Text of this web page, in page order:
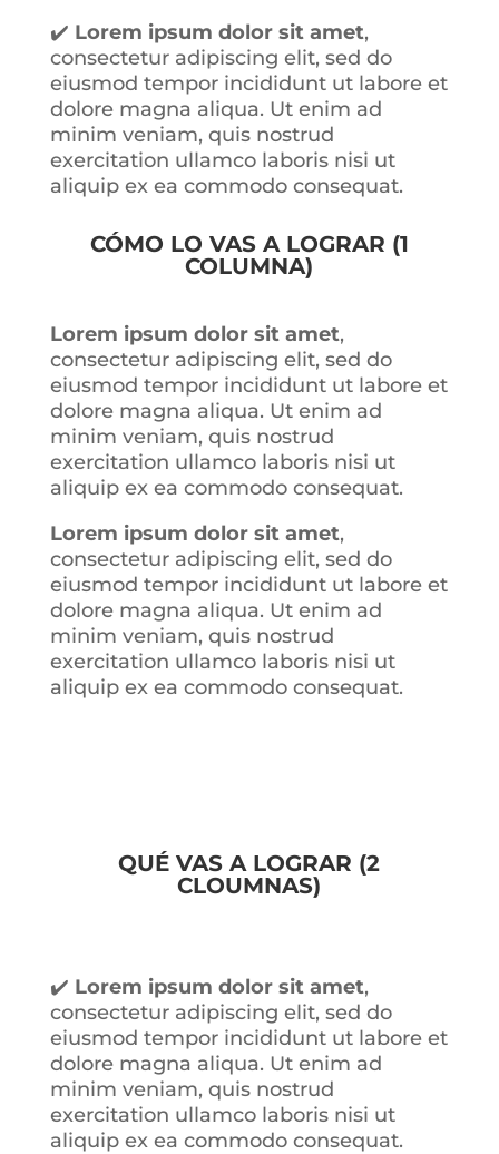
✔️ Lorem ipsum dolor sit amet,
consectetur adipiscing elit, sed do
eiusmod tempor incididunt ut labore et
dolore magna aliqua. Ut enim ad
minim veniam, quis nostrud
exercitation ullamco laboris nisi ut
aliquip ex ea commodo consequat.
CÓMO LO VAS A LOGRAR (1
COLUMNA)
Lorem ipsum dolor sit amet,
consectetur adipiscing elit, sed do
eiusmod tempor incididunt ut labore et
dolore magna aliqua. Ut enim ad
minim veniam, quis nostrud
exercitation ullamco laboris nisi ut
aliquip ex ea commodo consequat.
Lorem ipsum dolor sit amet,
consectetur adipiscing elit, sed do
eiusmod tempor incididunt ut labore et
dolore magna aliqua. Ut enim ad
minim veniam, quis nostrud
exercitation ullamco laboris nisi ut
aliquip ex ea commodo consequat.
QUÉ VAS A LOGRAR (2
CLOUMNAS)
✔️ Lorem ipsum dolor sit amet,
consectetur adipiscing elit, sed do
eiusmod tempor incididunt ut labore et
dolore magna aliqua. Ut enim ad
minim veniam, quis nostrud
exercitation ullamco laboris nisi ut
aliquip ex ea commodo consequat.